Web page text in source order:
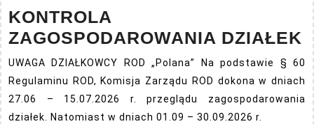
KONTROLA
ZAGOSPODAROWANIA DZIAŁEK
UWAGA DZIAŁKOWCY ROD „Polana” Na podstawie § 60
Regulaminu ROD, Komisja Zarządu ROD dokona w dniach
27.06 – 15.07.2026 r. przeglądu zagospodarowania
działek. Natomiast w dniach 01.09 – 30.09.2026 r.